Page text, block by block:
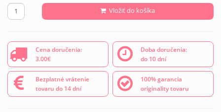
Vložiť do košíka
Cena doručenia:
3.00€
Doba doručenia:
do 10 dní
Bezplatné vrátenie
tovaru do 14 dní
100% garancia
originality tovaru